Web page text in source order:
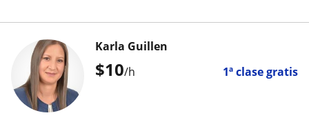
$10/h 1ª clase gratis
Karla Guillen